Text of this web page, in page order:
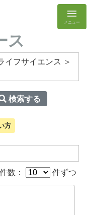
ス
メニュー
イフサイエンス ＞
検索する
方
数： 件ずつ